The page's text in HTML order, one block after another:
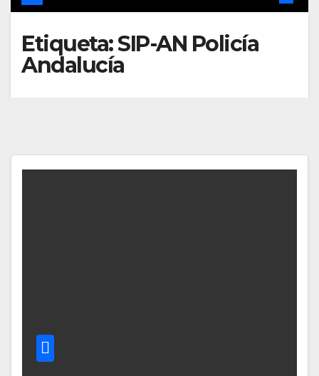
Etiqueta:SIP-AN Policía
Andalucía